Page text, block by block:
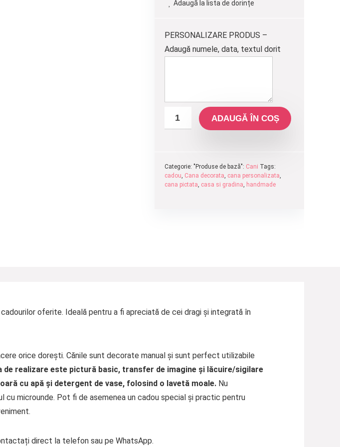
fost:
270.00 lei.
Adaugă la lista de dorințe
PERSONALIZARE PRODUS –
Adaugă numele, data, textul dorit
ADAUGĂ ÎN COȘ
Categorie: "Produse de bază": Cani Tags:
cadou, Cana decorata, cana personalizata,
cana pictata, casa si gradina, handmade
oferite. Ideală pentru a fi apreciată de cei dragi și integrată în
orice dorești. Cănile sunt decorate manual și sunt perfect utilizabile
de realizare este picturăbasic, transfer de imagine și lăcuire/sigilare
cu apă și detergent de vase, folosind o lavetă moale.Nu
cu microunde. Pot fi de asemenea un cadou special și practic pentru
direct la telefon sau pe WhatsApp.